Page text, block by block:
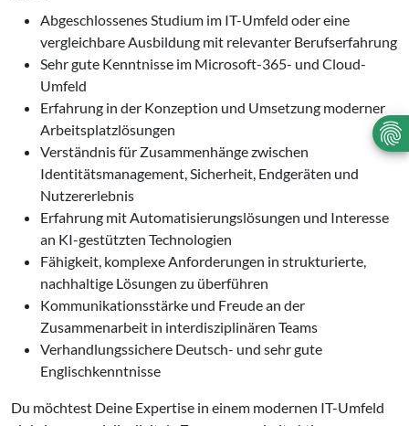
Abgeschlossenes Studium im IT-Umfeld oder eine
vergleichbare Ausbildung mit relevanter Berufserfahrung
Sehr gute Kenntnisse im Microsoft-365- und Cloud-
Umfeld
Erfahrung in der Konzeption und Umsetzung moderner
Arbeitsplatzlösungen
Verständnis für Zusammenhänge zwischen
Identitätsmanagement, Sicherheit, Endgeräten und
Nutzererlebnis
Erfahrung mit Automatisierungslösungen und Interesse
an KI-gestützten Technologien
Fähigkeit, komplexe Anforderungen in strukturierte,
nachhaltige Lösungen zu überführen
Kommunikationsstärke und Freude an der
Zusammenarbeit in interdisziplinären Teams
Verhandlungssichere Deutsch- und sehr gute
Englischkenntnisse
Du möchtest Deine Expertise in einem modernen IT-Umfeld